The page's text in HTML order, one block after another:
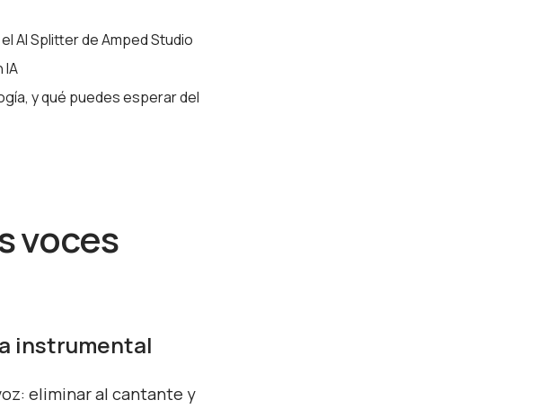
AI Splitter de Amped Studio
IA
y qué puedes esperar del
voces
instrumental
eliminar al cantante y